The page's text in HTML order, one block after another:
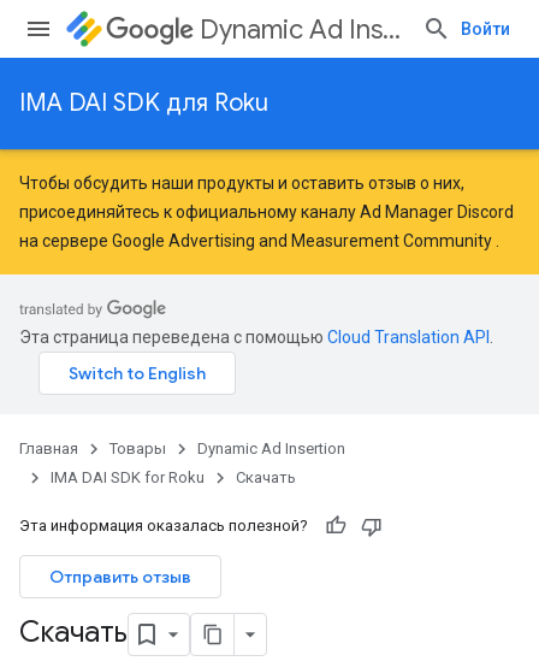
Dynamic Ad Insertion Войти
IMA DAI SDK для Roku
Чтобы обсудить наши продукты и оставить отзыв о них,
присоединяйтесь к официальному каналу Ad Manager Discord
на сервере Google Advertising and Measurement Community
Эта страница переведена с помощью Cloud Translation API
Главная Товары
Dynamic Ad Insertion
IMA DAI SDK for Roku
Скачать
Эта информация оказалась полезной?
Отправить отзыв
Скачать